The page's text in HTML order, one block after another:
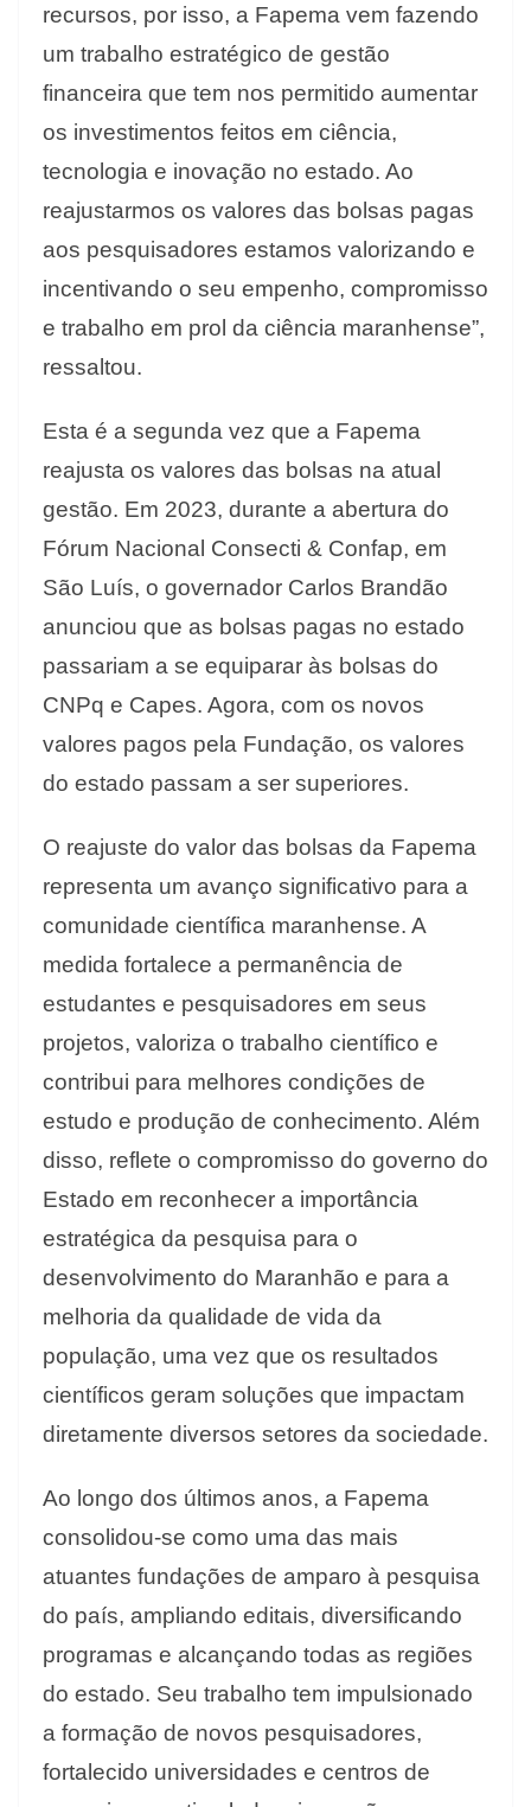
recursos, por isso, a Fapema vem fazendo
um trabalho estratégico de gestão
financeira que tem nos permitido aumentar
os investimentos feitos em ciência,
tecnologia e inovação no estado. Ao
reajustarmos os valores das bolsas pagas
aos pesquisadores estamos valorizando e
incentivando o seu empenho, compromisso
e trabalho em prol da ciência maranhense”,
ressaltou.
Esta é a segunda vez que a Fapema
reajusta os valores das bolsas na atual
gestão. Em 2023, durante a abertura do
Fórum Nacional Consecti & Confap, em
São Luís, o governador Carlos Brandão
anunciou que as bolsas pagas no estado
passariam a se equiparar às bolsas do
CNPq e Capes. Agora, com os novos
valores pagos pela Fundação, os valores
do estado passam a ser superiores.
O reajuste do valor das bolsas da Fapema
representa um avanço significativo para a
comunidade científica maranhense. A
medida fortalece a permanência de
estudantes e pesquisadores em seus
projetos, valoriza o trabalho científico e
contribui para melhores condições de
estudo e produção de conhecimento. Além
disso, reflete o compromisso do governo do
Estado em reconhecer a importância
estratégica da pesquisa para o
desenvolvimento do Maranhão e para a
melhoria da qualidade de vida da
população, uma vez que os resultados
científicos geram soluções que impactam
diretamente diversos setores da sociedade.
Ao longo dos últimos anos, a Fapema
consolidou-se como uma das mais
atuantes fundações de amparo à pesquisa
do país, ampliando editais, diversificando
programas e alcançando todas as regiões
do estado. Seu trabalho tem impulsionado
a formação de novos pesquisadores,
fortalecido universidades e centros de